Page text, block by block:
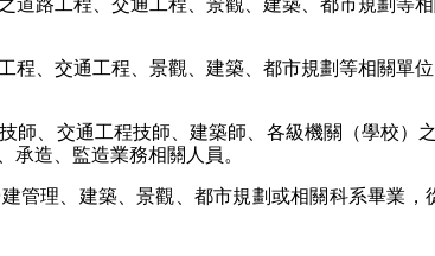
道路工程、交通工程、景觀、建築、都市規劃等
程、交通工程、景觀、建築、都市規劃等相關單
師、交通工程技師、建築師、各級機關（學校）
承造、監造業務相關人員。
管理、建築、景觀、都市規劃或相關科系畢業